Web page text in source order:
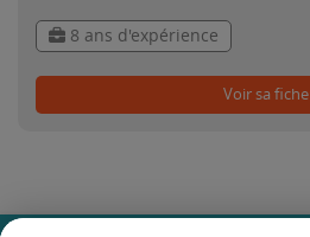
8 ans d'expérience
Voir sa fiche